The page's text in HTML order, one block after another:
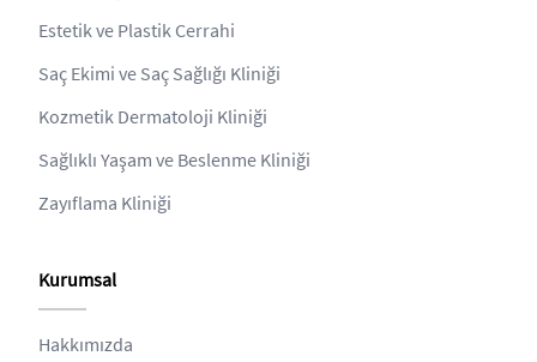
Estetik ve Plastik Cerrahi
Saç Ekimi ve Saç Sağlığı Kliniği
Kozmetik Dermatoloji Kliniği
Sağlıklı Yaşam ve Beslenme Kliniği
Zayıflama Kliniği
Kurumsal
Hakkımızda